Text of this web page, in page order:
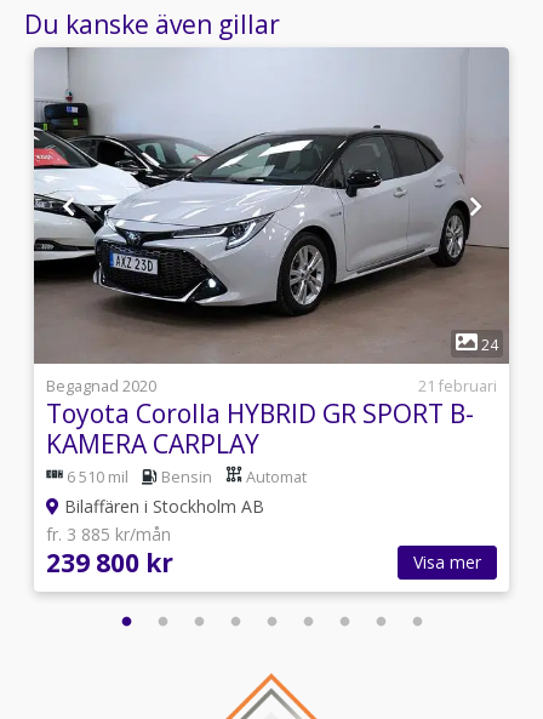
Du kanske även gillar
1
24
Begagnad 2020
21 februari
Toyota Corolla HYBRID GR SPORT B-
KAMERA CARPLAY
6 510 mil Bensin Automat
Bilaffären i Stockholm AB
fr. 3 885 kr/mån
239 800 kr Visa mer